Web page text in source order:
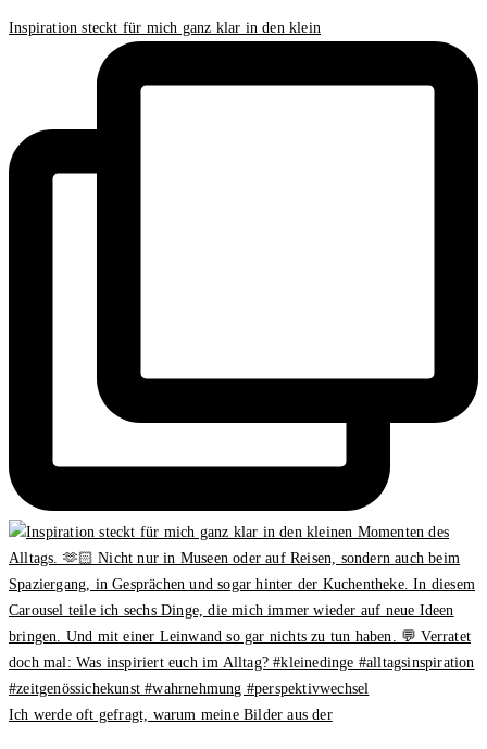
Inspiration steckt für mich ganz klar in den klein
Ich werde oft gefragt, warum meine Bilder aus der